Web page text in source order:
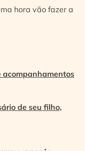
hora vão fazer a
acompanhamentos
de seu filho,